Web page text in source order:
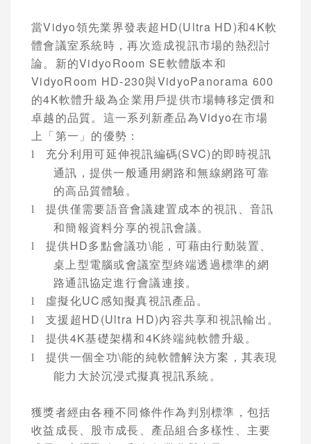
當Vidyo領先業界發表超 HD(Ultra HD)和4K軟
體會議室系統時，再次造成視訊市場的熱烈討
論。新的VidyoRoom SE軟體版本和
VidyoRoom HD-230與VidyoPanorama 600
的4K軟體升級為企業用戶提供市場轉移定價和
卓越的品質。這一系列新產品為Vidyo在市場
上「第一」的優勢：
l 充分利用可延伸視訊編碼(SVC)的即時視訊
通訊，提供一般通用網路和無線網路可靠
的高品質體驗。
l
提供僅需要語音會議建置成本的視訊、音訊
和簡報資料分享的視訊會議。
l 提供HD多點會議功\能，可藉由行動裝置、
桌上型電腦或會議室型終端透過標準的網
路通訊協定進行會議連接。
l 虛擬化UC感知擬真視訊產品。
l 支援超HD(Ultra HD)內容共享和視訊輸出。
l 提供4K基礎架構和4K終端純軟體升級。
l
提供一個全功\能的純軟體解決方案，其表現
能力大於沉浸式擬真視訊系統。
獲獎者經由各種不同條件作為判別標準，包括
收益成長、股市成長、產品組合多樣性、主要